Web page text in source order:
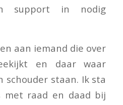
support in nodig
aan iemand die over
en daar waar
schouder staan. Ik sta
met raad en daad bij